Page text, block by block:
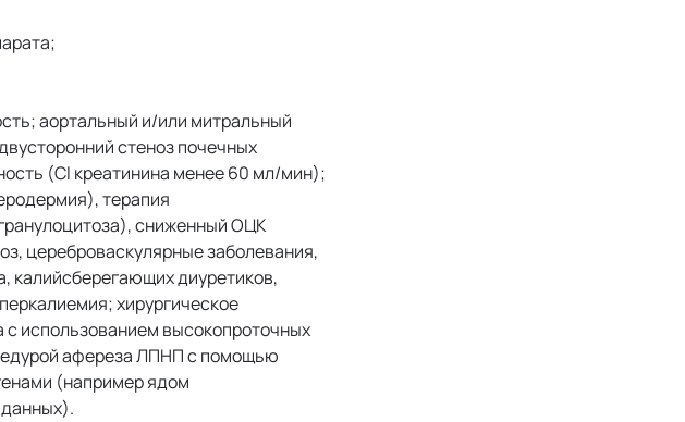
аортальный и/или митральный
стеноз почечных
(Cl креатинина менее 60 мл/мин);
терапия
сниженный ОЦК
цереброваскулярные заболевания,
калийсберегающих диуретиков,
хирургическое
использованием высокопроточных
афереза ЛПНП с помощью
(например ядом